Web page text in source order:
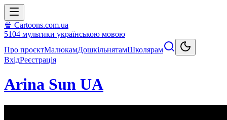
🍿 Cartoons.com.ua
5104 мультики українською мовою
Про проєктМалюкамДошкільнятамШколярам
ВхідРеєстрація
Arina Sun UA